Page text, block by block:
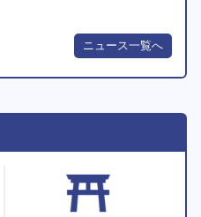
ニュース一覧へ